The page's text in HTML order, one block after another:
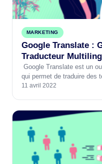
MARKETING
Google Translate :
Traducteur
Google Translate est un
qui permet de traduire des
11 avril 2022